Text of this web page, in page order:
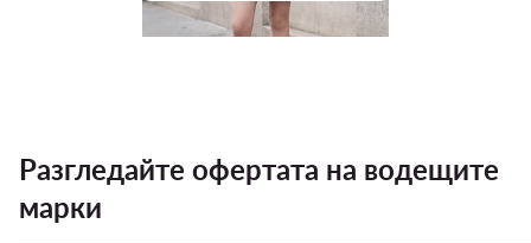
Разгледайте офертата на водещите
марки